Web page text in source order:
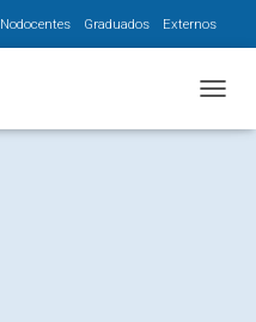
Nodocentes Graduados Externos